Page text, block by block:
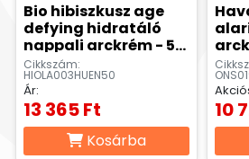
Bio hibiszkusz age
defying hidratáló
nappali arckrém - 50
ml
Cikkszám:
HIOLA003HUEN50
Ár:
13 365 Ft
Kosárba
10